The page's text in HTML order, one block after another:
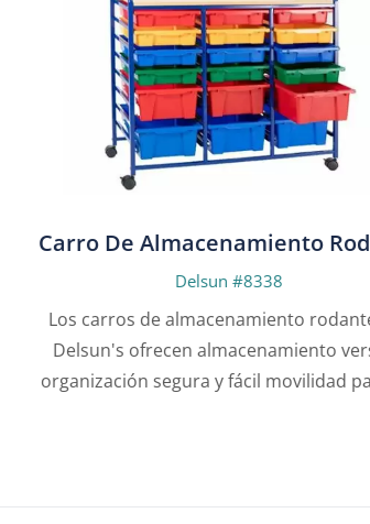
Carro De Almacenamiento Rodante
Delsun #8338
Los carros de almacenamiento rodantes de
Delsun's ofrecen almacenamiento versátil,
organización segura y fácil movilidad para los